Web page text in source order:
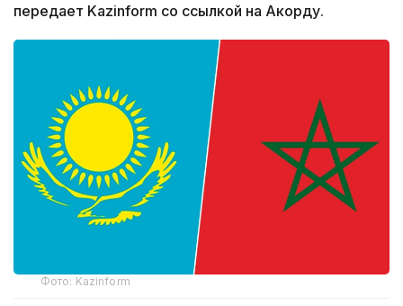
передает Kazinform со ссылкой на Акорду.
Фото: Kazinform